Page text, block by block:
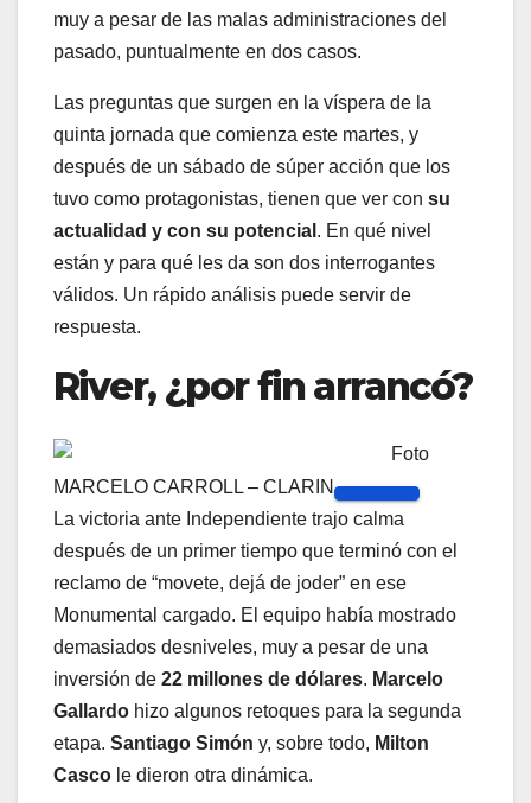
muy a pesar de las malas administraciones del
pasado, puntualmente en dos casos.
Las preguntas que surgen en la víspera de la
quinta jornada que comienza este martes, y
después de un sábado de súper acción que los
tuvo como protagonistas, tienen que ver con su
actualidad y con su potencial . En qué nivel
están y para qué les da son dos interrogantes
válidos. Un rápido análisis puede servir de
respuesta.
River, ¿por fin arrancó?
Foto
MARCELO CARROLL – CLARIN
La victoria ante Independiente trajo calma
después de un primer tiempo que terminó con el
reclamo de “movete, dejá de joder” en ese
Monumental cargado. El equipo había mostrado
demasiados desniveles, muy a pesar de una
inversión de 22 millones de dólares. Marcelo
Gallardo hizo algunos retoques para la segunda
etapa. Santiago Simón y, sobre todo, Milton
Casco le dieron otra dinámica.